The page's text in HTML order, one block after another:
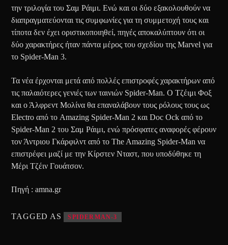
την τριλογία του Σαμ Ράιμι. Ενώ και οι δύο εξακολουθούν να
διαπραγματεύονται τις συμφωνίες για τη συμμετοχή τους και
τίποτα δεν έχει οριστικοποιηθεί, πηγές αποκαλύπτουν ότι οι
δύο χαρακτήρες ήταν πάντα μέρος του σχεδίου της Marvel για
το Spider-Man 3.
Τα νέα έρχονται μετά από πολλές επιστροφές χαρακτήρων από
τις παλαιότερες γενιές των ταινιών Spider-Man. Ο Τζέιμι Φοξ
και ο Άλφρεντ Μολίνα θα επαναλάβουν τους ρόλους τους ως
Electro από το Amazing Spider-Man 2 και Doc Ock από το
Spider-Man 2 του Σαμ Ράιμι, ενώ πρόσφατες αναφορές φέρουν
τον Άντριου Γκάρφιλντ από το The Amazing Spider-Man να
επιστρέφει μαζί με την Κίρστεν Νταστ, που υποδύθηκε τη
Μέρι Τζέιν Γουάτσον.
Πηγή : amna.gr
TAGGED AS SPIDERMAN-3